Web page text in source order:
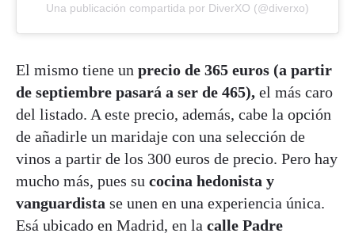
Una publicación compartida por DiverXO (@diverxo)
El mismo tiene un precio de 365 euros (a partir
de septiembre pasará a ser de 465), el más caro
del listado. A este precio, además, cabe la opción
de añadirle un maridaje con una selección de
vinos a partir de los 300 euros de precio. Pero hay
mucho más, pues su cocina hedonista y
vanguardista se unen en una experiencia única.
Esá ubicado en Madrid, en la calle Padre